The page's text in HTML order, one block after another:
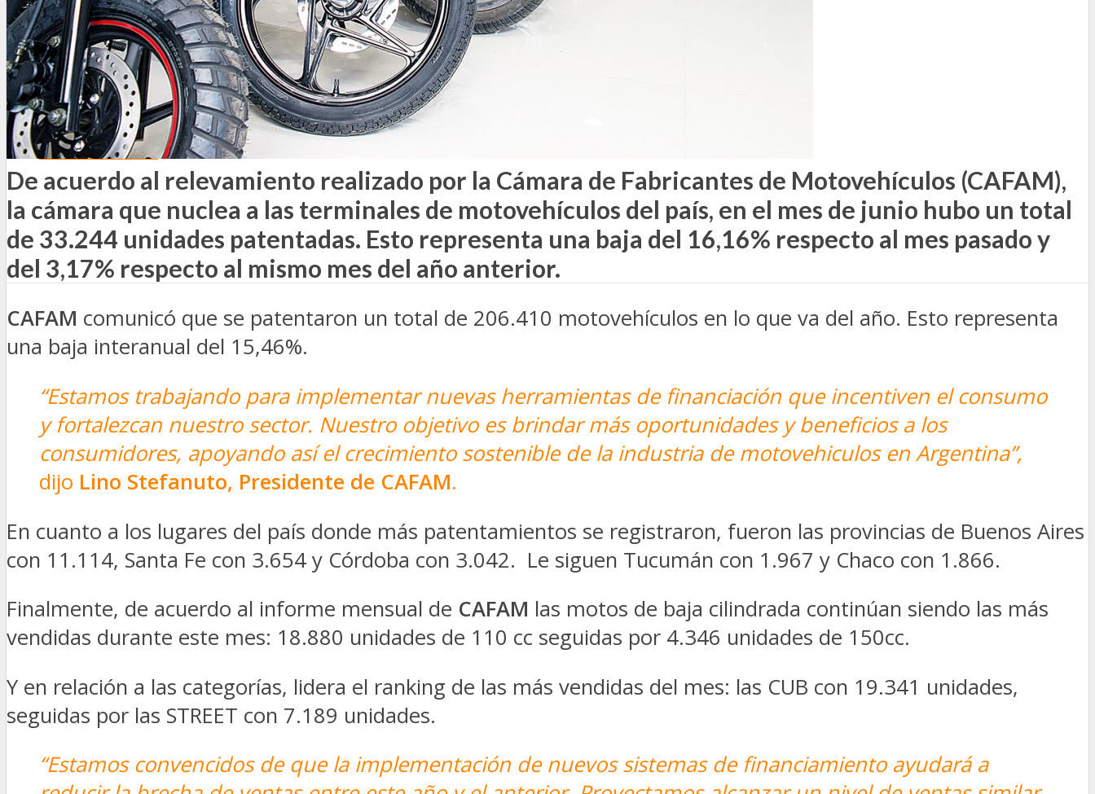
RIESGOS DEL TRABAJO
SALUD
SEGURIDAD
SEGURIDAD VIAL
TV
DIGITAL
COLUMNISTAS
ESTADÍSTICAS
De acuerdo al relevamiento realizado por la Cámara de Fabricantes de Motovehículos (CAFAM),
la cámara que nuclea a las terminales de motovehículos del país, en el mes de junio hubo un total
de 33.244 unidades patentadas. Esto representa una baja del 16,16% respecto al mes pasado y
del 3,17% respecto al mismo mes del año anterior.
CAFAM comunicó que se patentaron un total de 206.410 motovehículos en lo que va del año. Esto representa
una baja interanual del 15,46%.
“Estamos trabajando para implementar nuevas herramientas de financiación que incentiven el consumo
y fortalezcan nuestro sector. Nuestro objetivo es brindar más oportunidades y beneficios a los
consumidores, apoyando así el crecimiento sostenible de la industria de motovehiculos en Argentina”,
dijo Lino Stefanuto, Presidente de CAFAM.
En cuanto a los lugares del país donde más patentamientos se registraron, fueron las provincias de Buenos Aires
con 11.114, Santa Fe con 3.654 y Córdoba con 3.042. Le siguen Tucumán con 1.967 y Chaco con 1.866.
Finalmente, de acuerdo al informe mensual de CAFAM las motos de baja cilindrada continúan siendo las más
vendidas durante este mes: 18.880 unidades de 110 cc seguidas por 4.346 unidades de 150cc.
Y en relación a las categorías, lidera el ranking de las más vendidas del mes: las CUB con 19.341 unidades,
seguidas por las STREET con 7.189 unidades.
“Estamos convencidos de que la implementación de nuevos sistemas de financiamiento ayudará a